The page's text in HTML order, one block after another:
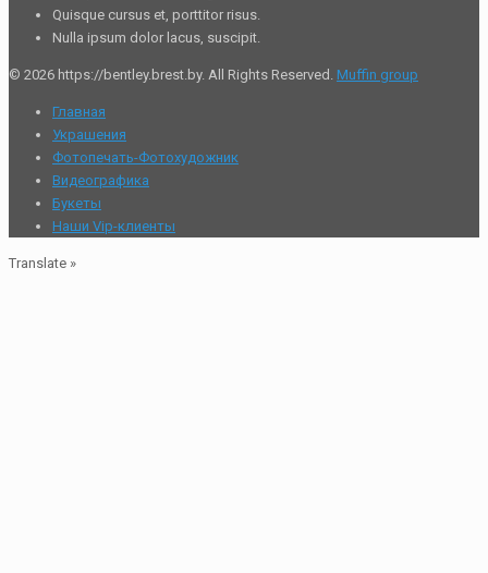
Quisque cursus et, porttitor risus.
Nulla ipsum dolor lacus, suscipit.
© 2026 https://bentley.brest.by. All Rights Reserved. Muffin group
Главная
Украшения
Фотопечать-Фотохудожник
Видеографика
Букеты
Наши Vip-клиенты
Translate »